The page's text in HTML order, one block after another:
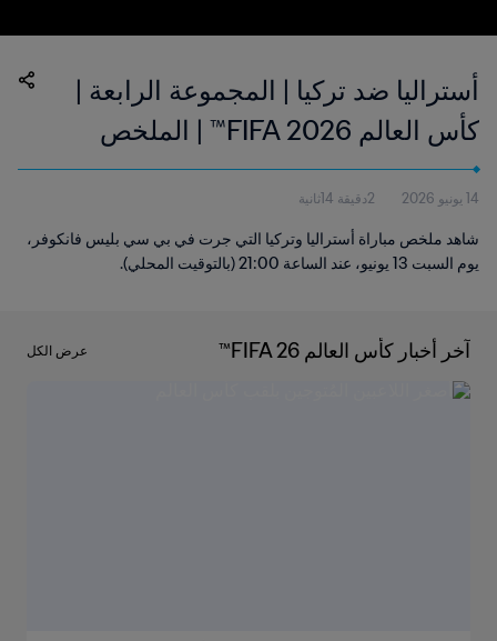
أستراليا ضد تركيا | المجموعة الرابعة |
كأس العالم FIFA 2026™ | الملخص
14 يونيو 2026 2دقيقة 14ثانية
شاهد ملخص مباراة أستراليا وتركيا التي جرت في بي سي بليس فانكوفر،
يوم السبت 13 يونيو، عند الساعة 21:00 (بالتوقيت المحلي).
آخر أخبار كأس العالم FIFA 26™ عرض الكل